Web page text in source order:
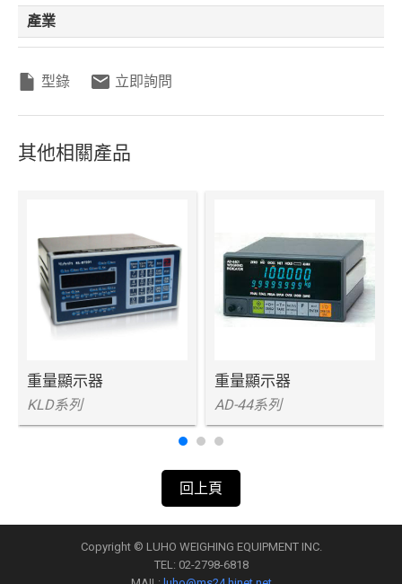
產業
型錄 立即詢問
其他相關產品
重量顯示器
KLD系列
重量顯示器
AD-44系列
回上頁
Copyright © LUHO WEIGHING EQUIPMENT INC.
TEL: 02-2798-6818